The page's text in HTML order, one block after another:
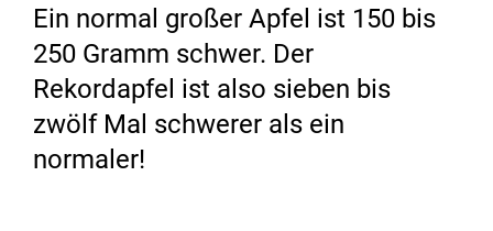
Ein normal großer Apfel ist 150 bis
250 Gramm schwer. Der
Rekordapfel ist also sieben bis
zwölf Mal schwerer als ein
normaler!